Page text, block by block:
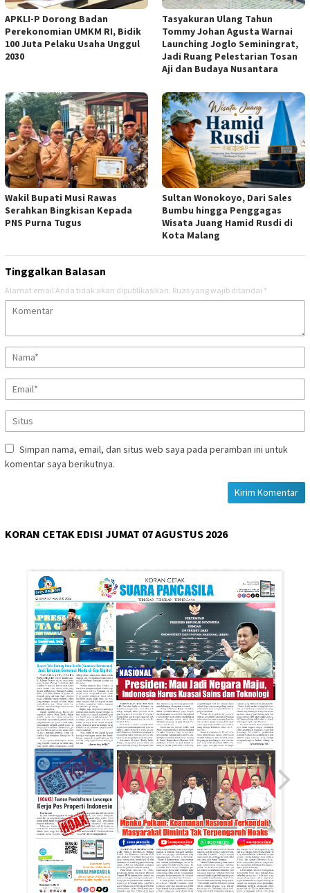
APKLI-P Dorong Badan
Perekonomian UMKM RI, Bidik
100 Juta Pelaku Usaha Unggul
2030
Tasyakuran Ulang Tahun
Tommy Johan Agusta Warnai
Launching Joglo Seminingrat,
Jadi Ruang Pelestarian Tosan
Aji dan Budaya Nusantara
Wakil Bupati Musi Rawas
Serahkan Bingkisan Kepada
PNS Purna Tugus
Sultan Wonokoyo, Dari Sales
Bumbu hingga Penggagas
Wisata Juang Hamid Rusdi di
Kota Malang
Tinggalkan Balasan
Alamat email Anda tidak akan dipublikasikan. Ruas yang wajib ditandai *
Simpan nama, email, dan situs web saya pada peramban ini untuk
komentar saya berikutnya.
KORAN CETAK EDISI JUMAT 07 AGUSTUS 2026